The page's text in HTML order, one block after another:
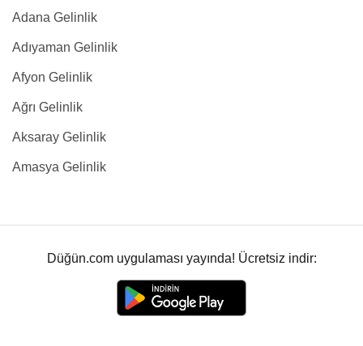
Adana Gelinlik
Adıyaman Gelinlik
Afyon Gelinlik
Ağrı Gelinlik
Aksaray Gelinlik
Amasya Gelinlik
Düğün.com uygulaması yayında! Ücretsiz indir: